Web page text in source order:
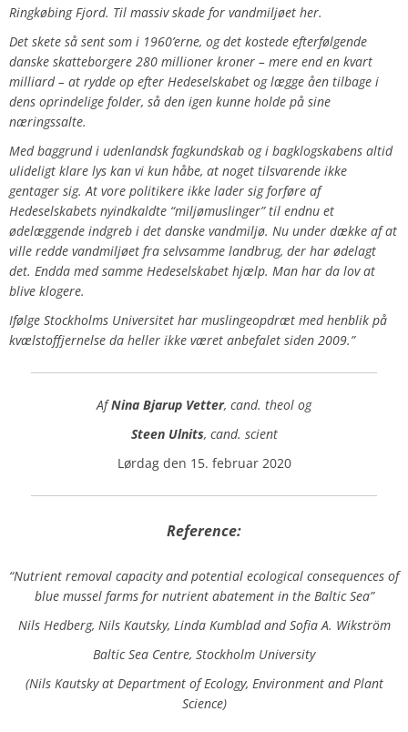
Ringkøbing Fjord. Til massiv skade for vandmiljøet her.
Det skete så sent som i 1960’erne, og det kostede efterfølgende
danske skatteborgere 280 millioner kroner – mere end en kvart
milliard – at rydde op efter Hedeselskabet og lægge åen tilbage i
dens oprindelige folder, så den igen kunne holde på sine
næringssalte.
Med baggrund i udenlandsk fagkundskab og i bagklogskabens altid
ulideligt klare lys kan vi kun håbe, at noget tilsvarende ikke
gentager sig. At vore politikere ikke lader sig forføre af
Hedeselskabets nyindkaldte “miljømuslinger” til endnu et
ødelæggende indgreb i det danske vandmiljø. Nu under dække af at
ville redde vandmiljøet fra selvsamme landbrug, der har ødelagt
det. Endda med samme Hedeselskabet hjælp. Man har da lov at
blive klogere.
Ifølge Stockholms Universitet har muslingeopdræt med henblik på
kvælstoffjernelse da heller ikke været anbefalet siden 2009.”
AfNina Bjarup Vetter, cand. theol og
Steen Ulnits, cand. scient
Lørdag den 15. februar 2020
Reference:
“Nutrient removal capacity and potential ecological consequences of
blue mussel farms for nutrient abatement in the Baltic Sea”
Nils Hedberg, Nils Kautsky, Linda Kumblad and Sofia A. Wikström
Baltic Sea Centre, Stockholm University
(Nils Kautsky at Department of Ecology, Environment and Plant
Science)